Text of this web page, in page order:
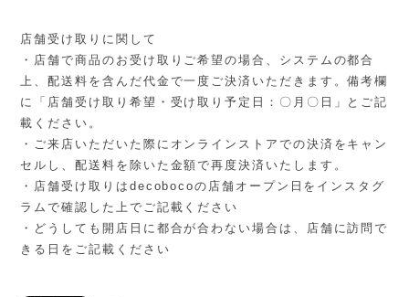
店舗受け取りに関して
・店舗で商品のお受け取りご希望の場合、システムの都合
上、配送料を含んだ代金で一度ご決済いただきます。備考欄
に「店舗受け取り希望・受け取り予定日：〇月〇日」とご記
載ください。
・ご来店いただいた際にオンラインストアでの決済をキャン
セルし、配送料を除いた金額で再度決済いたします。
・店舗受け取りはdecobocoの店舗オープン日をインスタグ
ラムで確認した上でご記載ください
・どうしても開店日に都合が合わない場合は、店舗に訪問で
きる日をご記載ください